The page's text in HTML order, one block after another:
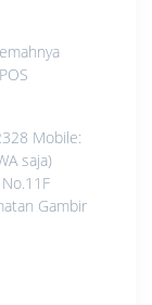
Mobile:
saja)
Gambir